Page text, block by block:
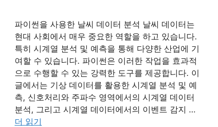
파이썬을 사용한 날씨 데이터 분석 날씨 데이터는
현대 사회에서 매우 중요한 역할을 하고 있습니다.
특히 시계열 분석 및 예측을 통해 다양한 산업에 기
여할 수 있습니다. 파이썬은 이러한 작업을 효과적
으로 수행할 수 있는 강력한 도구를 제공합니다. 이
글에서는 기상 데이터를 활용한 시계열 분석 및 예
측, 신호처리와 주파수 영역에서의 시계열 데이터
분석, 그리고 시계열 데이터에서의 이벤트 감지 …
더 읽기